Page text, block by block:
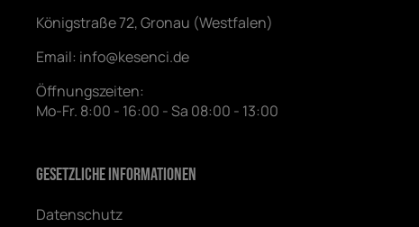
Königstraße 72, Gronau (Westfalen)
Email: info@kesenci.de
Öffnungszeiten:
Mo-Fr. 8:00 - 16:00 - Sa 08:00 - 13:00
Gesetzliche Informationen
Datenschutz